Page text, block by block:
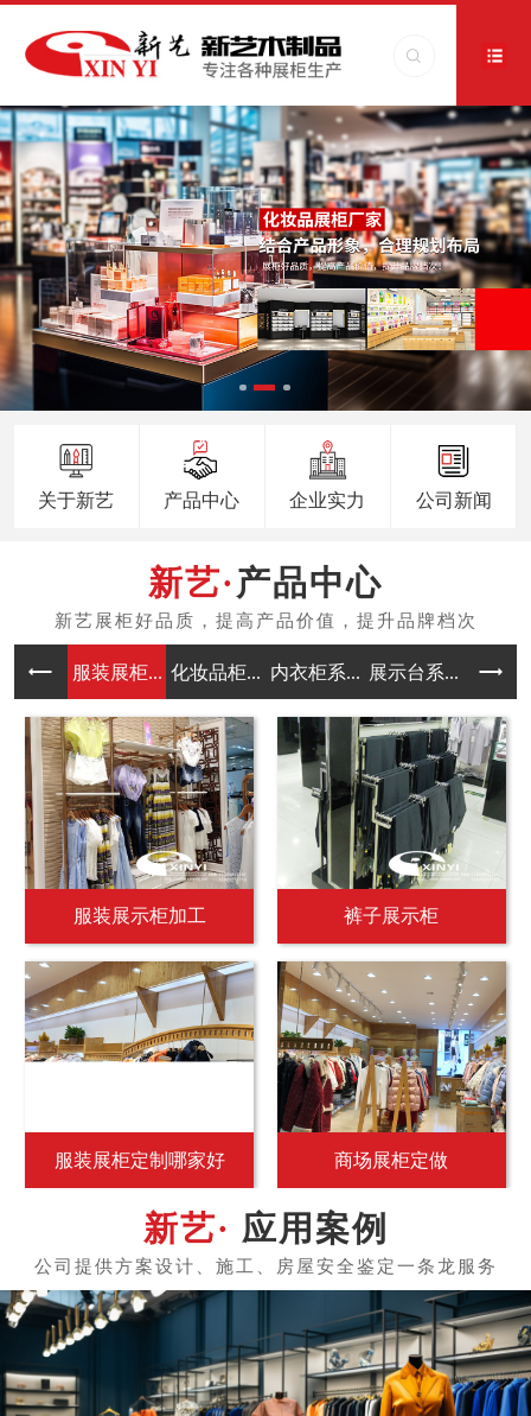
关于新艺 产品中心 企业实力 公司新闻
产品中心
服装展柜... 化妆品柜... 内衣柜系... 展示台系... 中岛
服装展示柜加工 裤子展示柜
服装展柜定制哪家好 商场展柜定做
应用案例